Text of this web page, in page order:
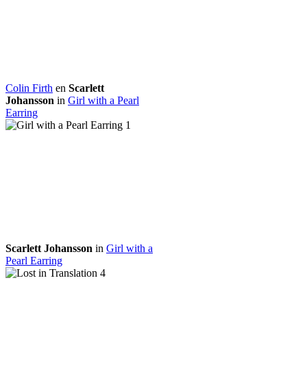
Colin Firth en Scarlett
Johansson in Girl with a Pearl
Earring
Scarlett Johansson in Girl with a
Pearl Earring